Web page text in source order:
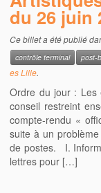
du 26 juin
Ce billet a été publié
contrôle terminal post-
es Lille.
Ordre du jour : Les
conseil restreint
compte-­rendu «
suite à un
de postes. I.
lettres pour […]